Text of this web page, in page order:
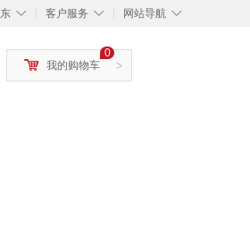
◇ ◇
客户服务 ◇
网站导航
>
0
我的购物车